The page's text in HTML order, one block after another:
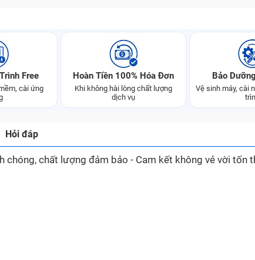
Free
cài ứng
Hoàn Tiền 100% Hóa Đơn
Khi không hài lòng chất lượng
dịch vụ
Bảo
Vệ sinh máy, cài
Hỏi đáp
chóng, chất lượng đảm bảo - Cam kết không vẻ vời tốn